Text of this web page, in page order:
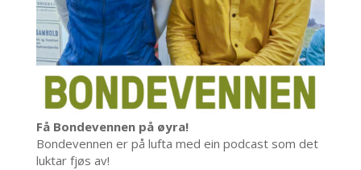
Få Bondevennen på øyra!
Bondevennen er på lufta med ein podcast som det
luktar fjøs av!